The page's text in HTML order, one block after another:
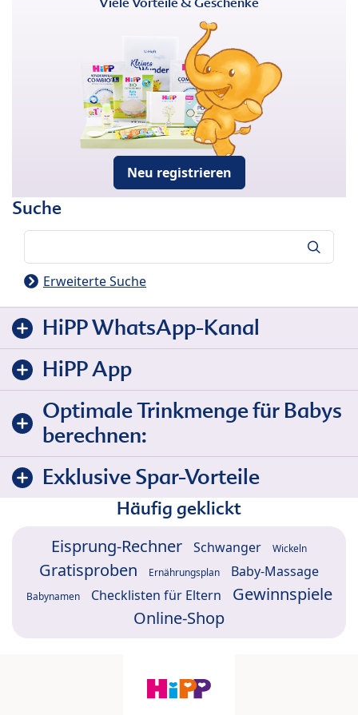
Neu registrieren
Suche
Erweiterte Suche
HiPP WhatsApp-Kanal
HiPP App
Optimale Trinkmenge für Babys
berechnen:
Exklusive Spar-Vorteile
Häufig geklickt
Eisprung-Rechner Schwanger Wickeln
Gratisproben Ernährungsplan Baby-Massage
Babynamen Checklisten für Eltern
Gewinnspiele
Online-Shop